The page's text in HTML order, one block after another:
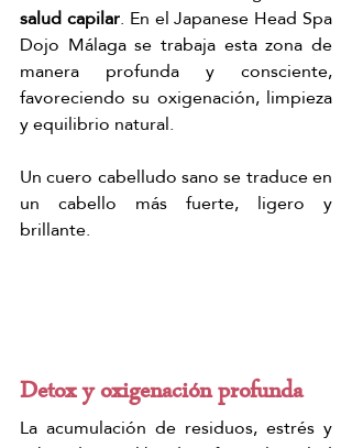
salud capilar. En el Japanese Head Spa
Dojo Málaga se trabaja esta zona de
manera profunda y consciente,
favoreciendo su oxigenación, limpieza
y equilibrio natural.
Un cuero cabelludo sano se traduce en
un cabello más fuerte, ligero y
brillante.
Detox y oxigenación profunda
La acumulación de residuos, estrés y